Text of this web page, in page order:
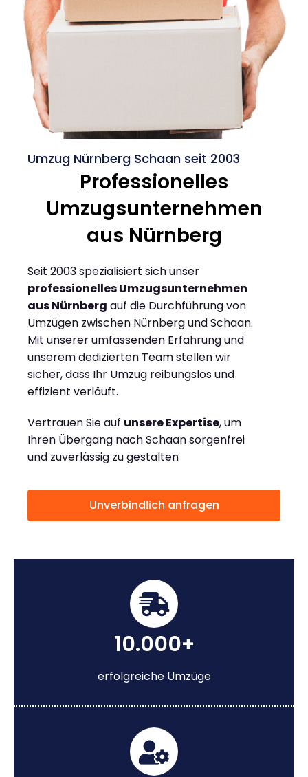
Umzug Nürnberg Schaan seit 2003
Professionelles
Umzugsunternehmen
aus Nürnberg
Seit 2003 spezialisiert sich unser
professionelles Umzugsunternehmen
aus Nürnberg auf die Durchführung von
Umzügen zwischen Nürnberg und Schaan.
Mit unserer umfassenden Erfahrung und
unserem dedizierten Team stellen wir
sicher, dass Ihr Umzug reibungslos und
effizient verläuft.
Vertrauen Sie auf unsere Expertise, um
Ihren Übergang nach Schaan sorgenfrei
und zuverlässig zu gestalten
Unverbindlich anfragen
10.000+
erfolgreiche Umzüge